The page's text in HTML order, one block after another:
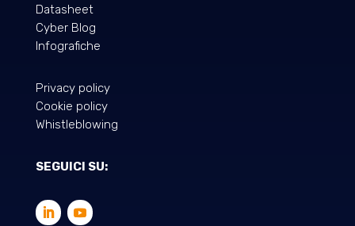
Datasheet
Cyber Blog
Infografiche
Privacy policy
Cookie policy
Whistleblowing
SEGUICI SU: